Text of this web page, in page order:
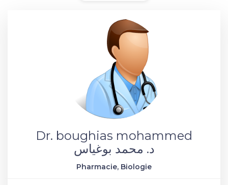
Dr. boughias mohammed
د. محمد بوغياس
Pharmacie, Biologie